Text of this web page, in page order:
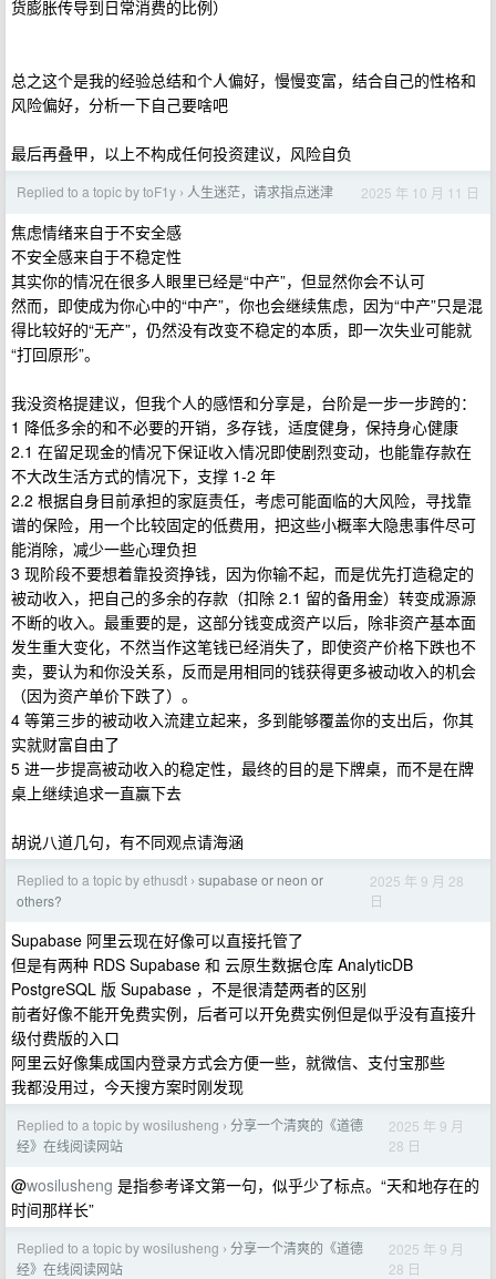
货膨胀传导到日常消费的比例）
总之这个是我的经验总结和个人偏好，慢慢变富，结合自己的性格和
风险偏好，分析一下自己要啥吧
最后再叠甲，以上不构成任何投资建议，风险自负
Replied to a topic by toF1y › 人生迷茫，请求指点迷津 2025 年 10 月 11 日
焦虑情绪来自于不安全感
不安全感来自于不稳定性
其实你的情况在很多人眼里已经是“中产”，但显然你会不认可
然而，即使成为你心中的“中产”，你也会继续焦虑，因为“中产”只是混
得比较好的“无产”，仍然没有改变不稳定的本质，即一次失业可能就
“打回原形”。
我没资格提建议，但我个人的感悟和分享是，台阶是一步一步跨的：
1 降低多余的和不必要的开销，多存钱，适度健身，保持身心健康
2.1 在留足现金的情况下保证收入情况即使剧烈变动，也能靠存款在
不大改生活方式的情况下，支撑 1-2 年
2.2 根据自身目前承担的家庭责任，考虑可能面临的大风险，寻找靠
谱的保险，用一个比较固定的低费用，把这些小概率大隐患事件尽可
能消除，减少一些心理负担
3 现阶段不要想着靠投资挣钱，因为你输不起，而是优先打造稳定的
被动收入，把自己的多余的存款（扣除 2.1 留的备用金）转变成源源
不断的收入。最重要的是，这部分钱变成资产以后，除非资产基本面
发生重大变化，不然当作这笔钱已经消失了，即使资产价格下跌也不
卖，要认为和你没关系，反而是用相同的钱获得更多被动收入的机会
（因为资产单价下跌了）。
4 等第三步的被动收入流建立起来，多到能够覆盖你的支出后，你其
实就财富自由了
5 进一步提高被动收入的稳定性，最终的目的是下牌桌，而不是在牌
桌上继续追求一直赢下去
胡说八道几句，有不同观点请海涵
Replied to a topic by ethusdt › supabase or neon or
others?
2025 年 9 月 28
日
Supabase 阿里云现在好像可以直接托管了
但是有两种 RDS Supabase 和 云原生数据仓库 AnalyticDB
PostgreSQL 版 Supabase ，不是很清楚两者的区别
前者好像不能开免费实例，后者可以开免费实例但是似乎没有直接升
级付费版的入口
阿里云好像集成国内登录方式会方便一些，就微信、支付宝那些
我都没用过，今天搜方案时刚发现
Replied to a topic by wosilusheng › 分享一个清爽的《道德
经》在线阅读网站
2025 年 9 月
28 日
@wosilusheng 是指参考译文第一句，似乎少了标点。“天和地存在的
时间那样长”
Replied to a topic by wosilusheng › 分享一个清爽的《道德
经》在线阅读网站
2025 年 9 月
28 日